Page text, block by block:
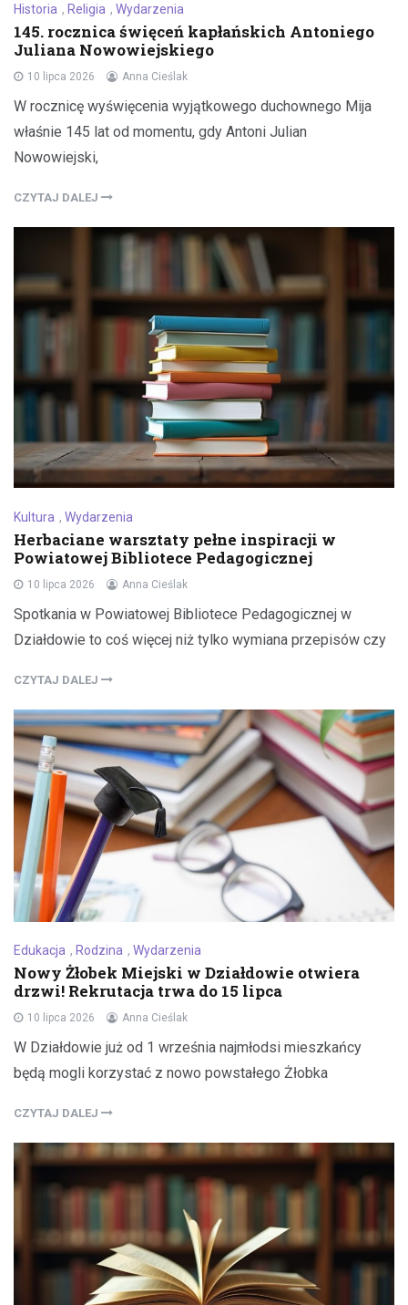
Historia , Religia , Wydarzenia
145. rocznica święceń kapłańskich Antoniego
Juliana Nowowiejskiego
10 lipca 2026 Anna Cieślak
W rocznicę wyświęcenia wyjątkowego duchownego Mija
właśnie 145 lat od momentu, gdy Antoni Julian
Nowowiejski,
CZYTAJ DALEJ
Kultura , Wydarzenia
Herbaciane warsztaty pełne inspiracji w
Powiatowej Bibliotece Pedagogicznej
10 lipca 2026 Anna Cieślak
Spotkania w Powiatowej Bibliotece Pedagogicznej w
Działdowie to coś więcej niż tylko wymiana przepisów czy
CZYTAJ DALEJ
Edukacja , Rodzina , Wydarzenia
Nowy Żłobek Miejski w Działdowie otwiera
drzwi! Rekrutacja trwa do 15 lipca
10 lipca 2026 Anna Cieślak
W Działdowie już od 1 września najmłodsi mieszkańcy
będą mogli korzystać z nowo powstałego Żłobka
CZYTAJ DALEJ